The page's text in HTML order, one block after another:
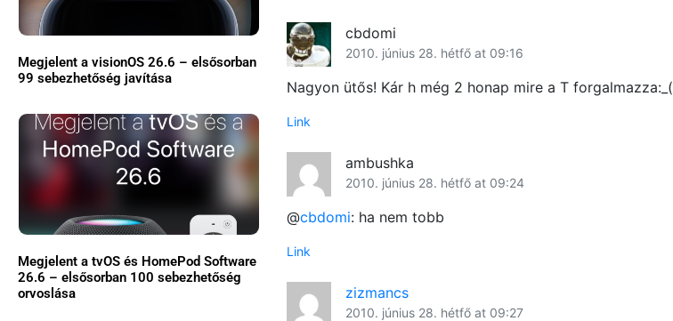
Megjelent a visionOS 26.6 – elsősorban
99 sebezhetőség javítása
Megjelent a tvOS és HomePod Software
26.6 – elsősorban 100 sebezhetőség
orvoslása
cbdomi
2010. június 28. hétfő at 09:16
Nagyon ütős! Kár h még 2 honap mire a T forgalmazza:_(
Link
ambushka
2010. június 28. hétfő at 09:24
@cbdomi: ha nem tobb
Link
zizmancs
2010. június 28. hétfő at 09:27